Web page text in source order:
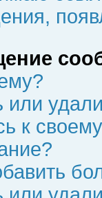
или
к